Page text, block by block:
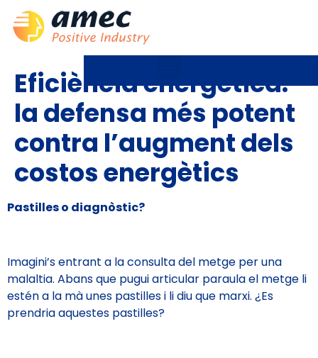
Eficiència energètica:
la defensa més potent
contra l’augment dels
costos energètics
Pastilles o diagnòstic?
Imagini’s entrant a la consulta del metge per una
malaltia. Abans que pugui articular paraula el metge li
estén a la mà unes pastilles i li diu que marxi. ¿Es
prendria aquestes pastilles?